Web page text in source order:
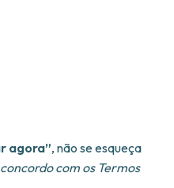
agora”, não se esqueça
concordo com os Termos